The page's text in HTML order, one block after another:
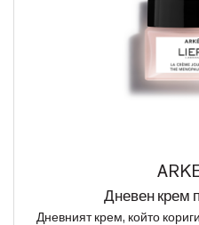
Дневен крем
Дневният крем, който